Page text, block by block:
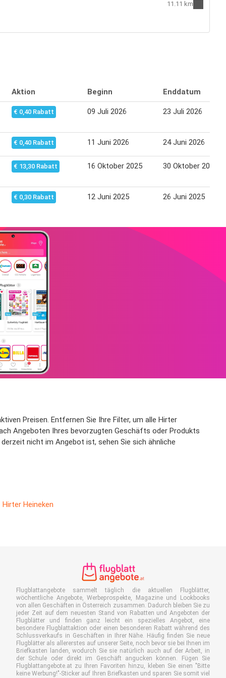
11.11 km
Aktion Beginn Enddatum
€ 0,40 Rabatt 09 Juli 2026 23 Juli 2026
€ 0,40 Rabatt 11 Juni 2026 24 Juni 2026
€ 13,30 Rabatt 16 Oktober 2025 30 Oktober 2025
€ 0,30 Rabatt 12 Juni 2025 26 Juni 2025
Preisen. Entfernen Sie Ihre Filter, um alle Hirter
Angeboten Ihres bevorzugten Geschäfts oder Produkts
nicht im Angebot ist, sehen Sie sich ähnliche
Hirter Heineken
Flugblattangebote sammelt täglich die aktuellen Flugblätter,
wöchentliche Angebote, Werbeprospekte, Magazine und Lookbooks
von allen Geschäften in Österreich zusammen. Dadurch bleiben Sie zu
jeder Zeit auf dem neuesten Stand von Rabatten und Angeboten der
Flugblätter und finden ganz leicht ein spezielles Angebot, eine
besondere Flugblattaktion oder einen besonderen Rabatt während des
Schlussverkaufs in Geschäften in Ihrer Nähe. Häufig finden Sie neue
Flugblätter als allererstes auf unserer Seite, noch bevor sie bei Ihnen im
Briefkasten landen, wodurch Sie sie natürlich auch auf der Arbeit, in
der Schule oder direkt im Geschäft angucken können. Fügen Sie
Flugblattangebote.at zu Ihren Favoriten hinzu, kleben Sie einen "Bitte
keine Werbung!"-Sticker auf Ihren Briefkasten und sparen Sie somit viel